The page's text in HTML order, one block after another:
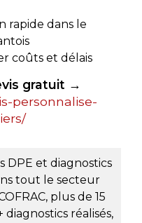
rapide dans le
coûts et délais
gratuit →
personnalise-
DPE et diagnostics
tout le secteur
plus de 15
diagnostics réalisés,